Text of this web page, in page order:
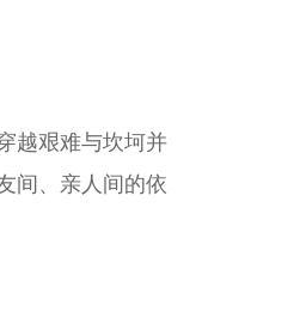
越艰难与坎坷并
间、亲人间的依